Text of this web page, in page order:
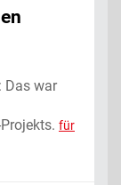
Das war
für